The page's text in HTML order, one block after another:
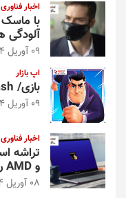
اخبار فناوری
با
آلودگی
09 آوریل 2024
اپ بازار
بازی/ Agent Dash؛ سکه‌ها را جمع کنید
09 آوریل 2024
اخبار فناوری
و AMD را شکست داد
08 آوریل 2024